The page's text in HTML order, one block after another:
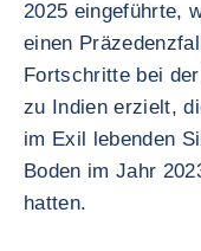
2025 eingeführte,
einen
Fortschritte bei
zu Indien erzielt,
im Exil lebenden
Boden im Jahr
hatten.